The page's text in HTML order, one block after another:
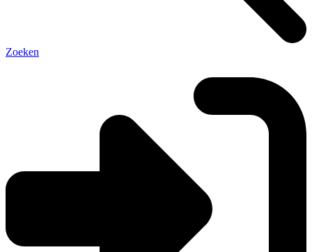
Zoeken